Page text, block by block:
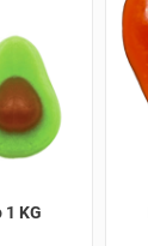
1 KG